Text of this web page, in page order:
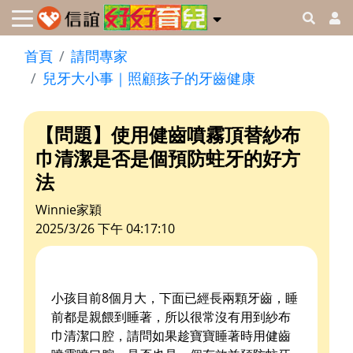
首頁
請問專家
兒牙大小事｜照顧孩子的牙齒健康
【問題】使用健齒噴霧頂替紗布
巾清潔是否是個預防蛀牙的好方
法
Winnie家穎
2025/3/26 下午 04:17:10
小孩目前8個月大，下面已經長兩顆牙齒，睡
前都是親餵到睡著，所以很常沒有用到紗布
巾清潔口腔，請問如果趁寶寶睡著時用健齒